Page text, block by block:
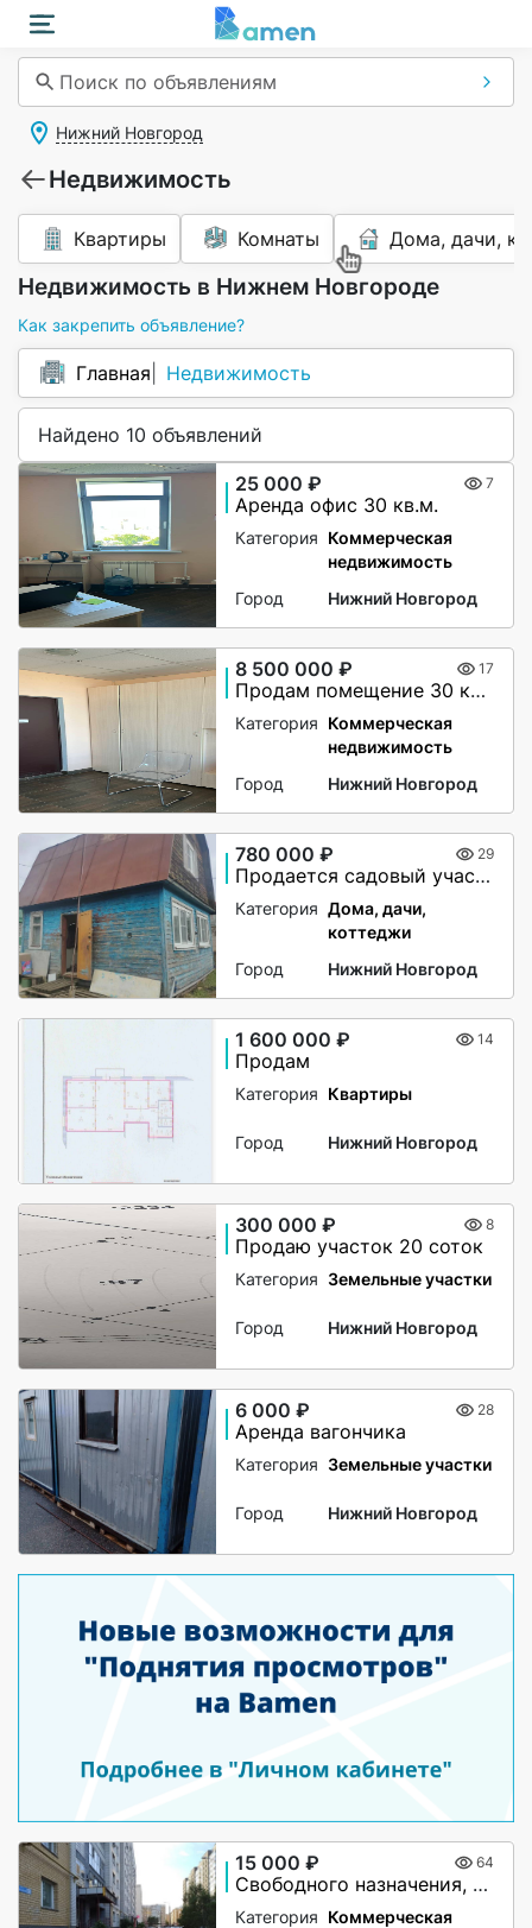
Поиск по объявлениям
Нижний Новгород
Недвижимость
Квартиры Комнаты Дома, дачи,
Недвижимость в Нижнем Новгороде
Как закрепить объявление?
Главная Недвижимость
Найдено 10 объявлений
25 000 ₽ 7
Аренда офис 30 кв.м.
Категория Коммерческая
недвижимость
Город
Нижний Новгород
8 500 000 ₽ 17
Продам помещение 30 кв.м.
Категория Коммерческая
недвижимость
Город
Нижний Новгород
780 000 ₽ 29
Продается садовый участок с домом
Категория Дома, дачи,
коттеджи
Город
Нижний Новгород
1 600 000 ₽ 14
Продам
Категория Квартиры
Город Нижний Новгород
300 000 ₽ 8
Продаю участок 20 соток
Категория Земельные участки
Город Нижний Новгород
6 000 ₽ 28
Аренда вагончика
Категория Земельные участки
Город Нижний Новгород
15 000 ₽ 64
Свободного назначения, 10 м²
Категория Коммерческая